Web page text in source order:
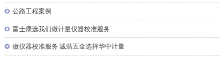
◎ 公路工程案例
◎ 富士康选我们做计量仪器校准服务
◎ 做仪器校准服务 诚浩五金选择华中计量